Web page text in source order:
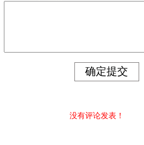
没有评论发表！